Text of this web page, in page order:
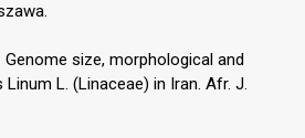
Genome size, morphological and
L. (Linaceae) in Iran. Afr. J.